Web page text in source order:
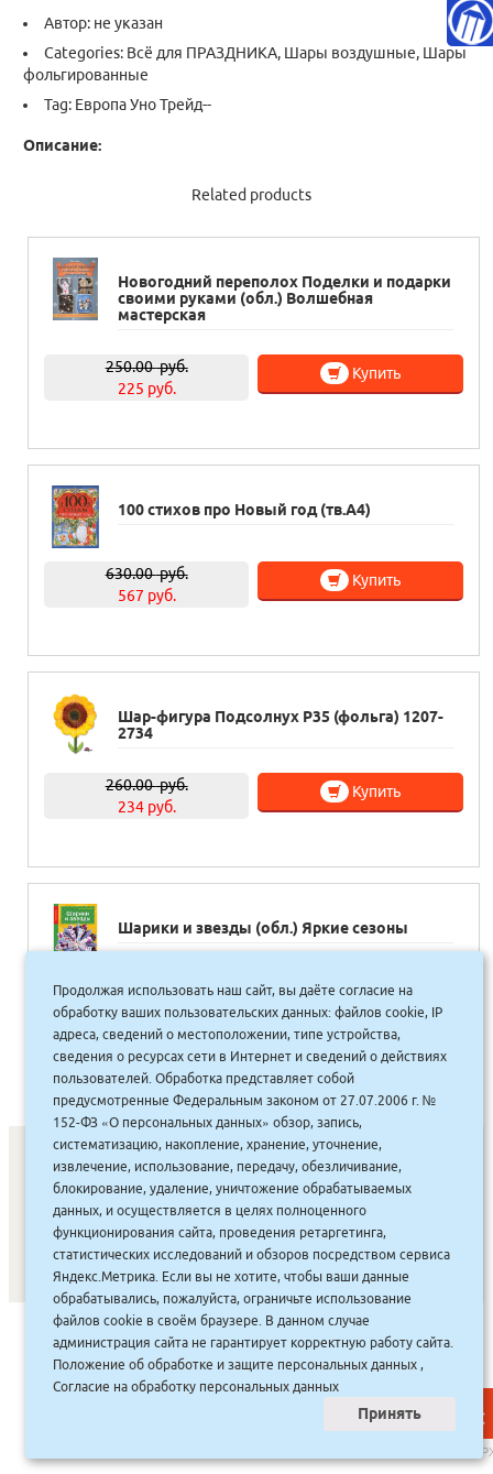
Автор: не указан
Categories: Всё для ПРАЗДНИКА, Шары воздушные, Шары
фольгированные
Tag: Европа Уно Трейд--
Описание:
Related products
Новогодний переполох Поделки и подарки
своими руками (обл.) Волшебная
мастерская
250.00руб.
225 руб.
Купить
100 стихов про Новый год (тв.А4)
630.00руб.
567 руб.
Купить
Шар-фигура Подсолнух Р35 (фольга) 1207-
2734
260.00руб.
234 руб.
Купить
Шарики и звезды (обл.) Яркие сезоны
50.00руб.
50 руб.
Купить
АКЦИЯЛАР|ДИСКОНТНАЙ СИСТЕМА|ЮРИДИЧЕСКАЙ
ВАКАНСИЯЛАР|
САЙТ СОЗДАН:ООО "ЭЙФОС"
. ИНФОРМАЦИОННЫЕ
ТЕХНОЛОГИИ
Продолжая использовать наш сайт, вы даёте согласие на
обработку ваших пользовательских данных: файлов cookie, IP
адреса, сведений о местоположении, типе устройства,
сведения о ресурсах сети в Интернет и сведений о действиях
пользователей. Обработка представляет собой
предусмотренные Федеральным законом от 27.07.2006 г. №
152-ФЗ «О персональных данных» обзор, запись,
систематизацию, накопление, хранение, уточнение,
извлечение, использование, передачу, обезличивание,
блокирование, удаление, уничтожение обрабатываемых
данных, и осуществляется в целях полноценного
функционирования сайта, проведения ретаргетинга,
статистических исследований и обзоров посредством сервиса
Яндекс.Метрика. Если вы не хотите, чтобы ваши данные
обрабатывались, пожалуйста, ограничьте использование
файлов cookie в своём браузере. В данном случае
администрация сайта не гарантирует корректную работу сайта.
Положение об обработке и защите персональных данных ,
Согласие на обработку персональных данных
Принять